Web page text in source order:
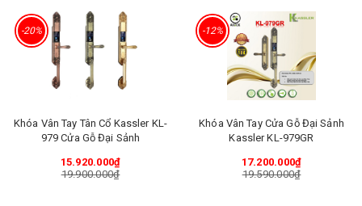
-20%
Khóa Vân Tay Tân Cổ Kassler KL-
979 Cửa Gỗ Đại Sảnh
15.920.000₫
19.900.000₫
-12%
Khóa Vân Tay Cửa Gỗ Đại Sảnh
Kassler KL-979GR
17.200.000₫
19.590.000₫